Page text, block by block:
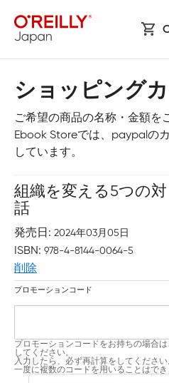
ショッピング
ご希望の商品の名称・金額を
Ebook Storeでは、paypalの
しています。
組織を変える5つの対
話
発売日 2024年03月05日
ISBN 978-4-8144-0064-5
削除
プロモーションコード
プロモーションコードをお持ちの場合
してください。
入力したら、必ず再計算をしてください
一度に複数のコードを用いることはでき